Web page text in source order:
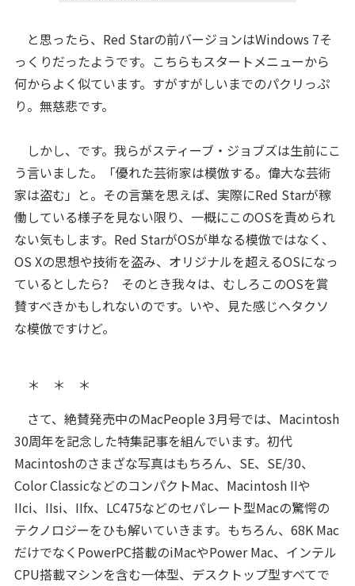
と思ったら、Red Starの前バージョンはWindows 7そ
っくりだったようです。こちらもスタートメニューから
何からよく似ています。すがすがしいまでのパクリっぷ
り。無慈悲です。
しかし、です。我らがスティーブ・ジョブズは生前にこ
う言いました。「優れた芸術家は模倣する。偉大な芸術
家は盗む」と。その言葉を思えば、実際にRed Starが稼
働している様子を見ない限り、一概にこのOSを責められ
ない気もします。Red StarがOSが単なる模倣ではなく、
OS Xの思想や技術を盗み、オリジナルを超えるOSになっ
ているとしたら? そのとき我々は、むしろこのOSを賞
賛すべきかもしれないのです。いや、見た感じヘタクソ
な模倣ですけど。
＊ ＊ ＊
さて、絶賛発売中のMacPeople 3月号では、Macintosh
30周年を記念した特集記事を組んでいます。初代
Macintoshのさまざな写真はもちろん、SE、SE/30、
Color ClassicなどのコンパクトMac、Macintosh IIや
IIci、IIsi、IIfx、LC475などのセパレート型Macの驚愕の
テクノロジーをひも解いていきます。もちろん、68K Mac
だけでなくPowerPC搭載のiMacやPower Mac、インテル
CPU搭載マシンを含む一体型、デスクトップ型すべてで